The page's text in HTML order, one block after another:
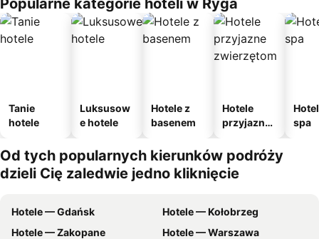
Popularne kategorie hoteli w Ryga
Tanie
hotele
Luksusow
e hotele
Hotele z
basenem
Hotele
przyjazne
m
spa
Od tych popularnych kierunków podróży
dzieli Cię zaledwie jedno kliknięcie
Hotele — Gdańsk
Hotele — Kołobrzeg
Hotele — Zakopane
Hotele — Warszawa